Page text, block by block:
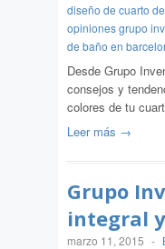
diseño de cuarto
opiniones grupo
de baño en
Desde Grupo
consejos y
colores de tu
Leer más →
Grupo
integral
marzo 11, 2015 -